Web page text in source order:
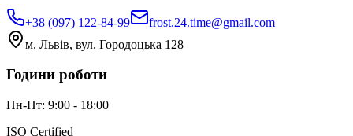
+38 (097) 122-84-99
frost.24.time@gmail.com
м. Львів, вул. Городоцька 128
Години роботи
Пн-Пт: 9:00 - 18:00
ISO Certified